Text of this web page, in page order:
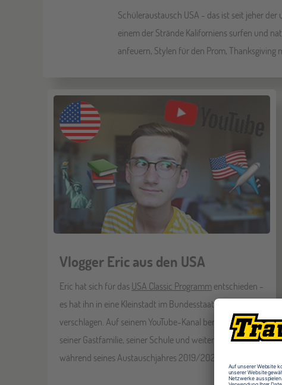
Schüleraustausch USA - das ist seit jeher
einem der Strände Kaliforniens surfen und
anfeuern, Stylen für den Prom,
Vlogger Eric aus den USA
Eric hat sich für dasUSA Classic Programmentschieden -
es hat ihn in eine Kleinstadt im Bundesstaat Indiana
verschlagen. Auf seinem YouTube-Kanal berichtet er von
seiner Gastfamilie, seiner Schule und weiteren Gedanken
während seines Austauschjahres 2019/2020.